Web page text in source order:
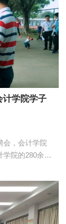
是学会主动
他讲解了学
提升部门凝
学院学子
会，会计学院
摊位前，毕
试官作自我介
学院院长成慕
亲临现场，